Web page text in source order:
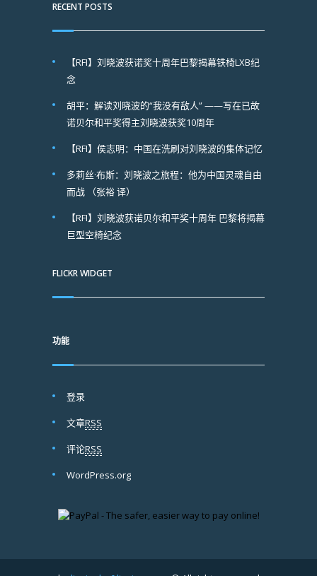
RECENT POSTS
【RFI】刘晓波获诺奖十周年巴黎揭幕铁椅LXB纪
念
胡平：解读刘晓波的“我没有敌人” ——写在已故
诺贝尔和平奖得主刘晓波获奖10周年
【RFI】侯志明：中国在洗刷对刘晓波的集体记忆
多莉丝·布斯：刘晓波之旅程：他为中国灵魂自由
而战 （张裕 译）
【RFI】刘晓波获诺贝尔和平奖十周年 巴黎将揭幕
巨型空椅纪念
FLICKR WIDGET
功能
登录
文章RSS
评论RSS
WordPress.org